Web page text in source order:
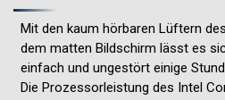
Mit den kaum hörbaren Lüftern
dem matten Bildschirm lässt es
einfach und ungestört einige
Die Prozessorleistung des Intel